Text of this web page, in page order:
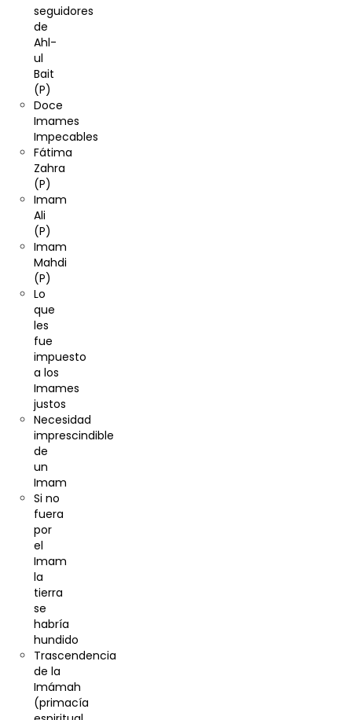
seguidores
de
Ahl-
ul
Bait
(P)
Doce
Imames
Impecables
Fátima
Zahra
(P)
Imam
Ali
(P)
Imam
Mahdi
(P)
Lo
que
les
fue
impuesto
a los
Imames
justos
Necesidad
imprescindible
de
un
Imam
Si no
fuera
por
el
Imam
la
tierra
se
habría
hundido
Trascendencia
de la
Imámah
(primacía